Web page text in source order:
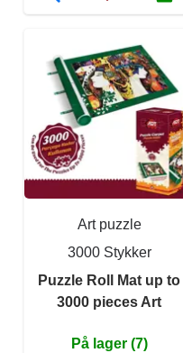
Art puzzle
3000 Stykker
Puzzle Roll Mat up to
3000 pieces Art
På lager (7)